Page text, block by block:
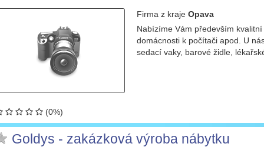
Firma z kraje Opava
Nabízíme Vám především
domácnosti k počítači apod. U
sedací vaky, barové židle,
(0%)
Goldys - zakázková výroba nábytku